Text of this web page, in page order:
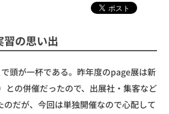
の思い出
頭が一杯である。昨年度のpage展は新
との併催だったので、出展社・集客など
のだが、今回は単独開催なので心配して